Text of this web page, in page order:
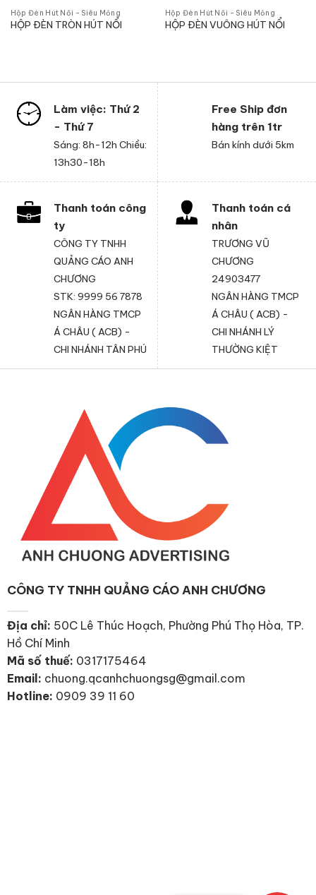
Hộp Đèn Hút Nổi - Siêu Mỏng
HỘP ĐÈN TRÒN HÚT NỔI
Hộp Đèn Hút Nổi - Siêu Mỏng
HỘP ĐÈN VUÔNG HÚT NỔI
Làm việc: Thứ 2
- Thứ 7
Sáng: 8h-12h Chiều:
13h30-18h
Free Ship đơn
hàng trên 1tr
Bán kính dưới 5km
Thanh toán công
ty
CÔNG TY TNHH
QUẢNG CÁO ANH
CHƯƠNG
STK: 9999 56 7878
NGÂN HÀNG TMCP
Á CHÂU ( ACB) -
CHI NHÁNH TÂN PHÚ
Thanh toán cá
nhân
TRƯƠNG VŨ
CHƯƠNG
24903477
NGÂN HÀNG TMCP
Á CHÂU ( ACB) -
CHI NHÁNH LÝ
THƯỜNG KIỆT
CÔNG TY TNHH QUẢNG CÁO ANH CHƯƠNG
Địa chỉ: 50C Lê Thúc Hoạch, Phường Phú Thọ Hòa, TP.
Hồ Chí Minh
Mã số thuế: 0317175464
Email: chuong.qcanhchuongsg@gmail.com
Hotline: 0909 39 11 60